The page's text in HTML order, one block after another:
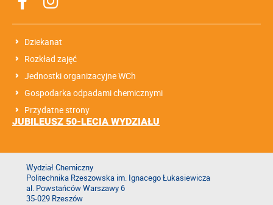
Dziekanat
Rozkład zajęć
Jednostki organizacyjne WCh
Gospodarka odpadami chemicznymi
Przydatne strony
JUBILEUSZ 50-LECIA WYDZIAŁU
Wydział Chemiczny
Politechnika Rzeszowska im. Ignacego Łukasiewicza
al. Powstańców Warszawy 6
35-029 Rzeszów